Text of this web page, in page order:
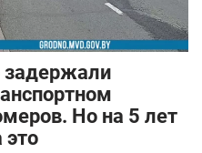
задержали
Но на 5 лет
это